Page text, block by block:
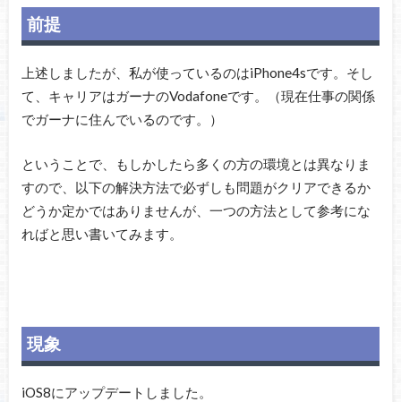
前提
上述しましたが、私が使っているのはiPhone4sです。そし
て、キャリアはガーナのVodafoneです。（現在仕事の関係
でガーナに住んでいるのです。）
ということで、もしかしたら多くの方の環境とは異なりま
すので、以下の解決方法で必ずしも問題がクリアできるか
どうか定かではありませんが、一つの方法として参考にな
ればと思い書いてみます。
現象
iOS8にアップデートしました。